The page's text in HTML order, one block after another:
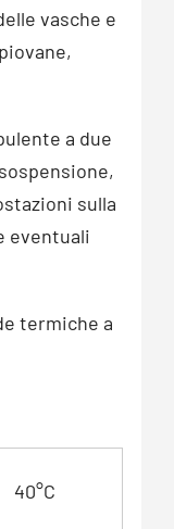
vasche e
a due
sulla
eventuali
termiche a
40°C